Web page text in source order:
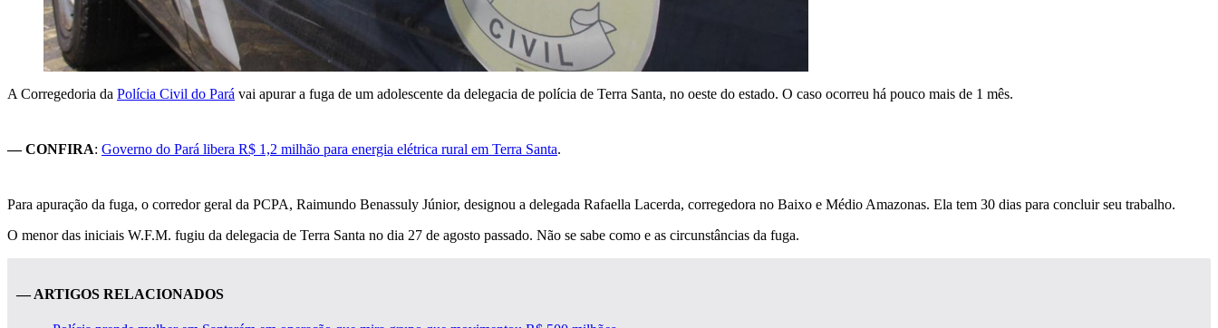
A Corregedoria da Polícia Civil do Pará vai apurar a fuga de um adolescente da delegacia de polícia de Terra Santa, no oeste do estado. O caso ocorreu há pouco mais de 1 mês.
— CONFIRA: Governo do Pará libera R$ 1,2 milhão para energia elétrica rural em Terra Santa.
Para apuração da fuga, o corredor geral da PCPA, Raimundo Benassuly Júnior, designou a delegada Rafaella Lacerda, corregedora no Baixo e Médio Amazonas. Ela tem 30 dias para concluir seu trabalho.
O menor das iniciais W.F.M. fugiu da delegacia de Terra Santa no dia 27 de agosto passado. Não se sabe como e as circunstâncias da fuga.
— ARTIGOS RELACIONADOS